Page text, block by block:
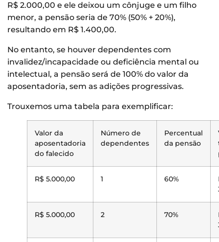
R$ 2.000,00 e ele deixou um cônjuge e um filho
menor, a pensão seria de 70% (50% + 20%),
resultando em R$ 1.400,00.
No entanto, se houver dependentes com
invalidez/incapacidade ou deficiência mental ou
intelectual, a pensão será de 100% do valor da
aposentadoria, sem as adições progressivas.
Trouxemos uma tabela para exemplificar:
Valor da
aposentadoria
do falecido
Número de
dependentes
Percentual
da pensão
R$ 5.000,00 1 60%
R$ 5.000,00 2 70%